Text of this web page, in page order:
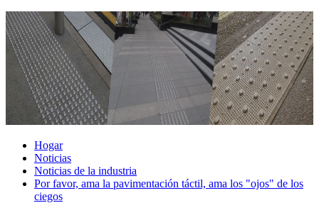
Hogar
Noticias
Noticias de la industria
Por favor, ama la pavimentación táctil, ama los "ojos" de los
ciegos